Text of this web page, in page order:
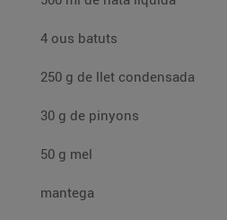
4 ous batuts
250 g de llet condensada
30 g de pinyons
50 g mel
mantega